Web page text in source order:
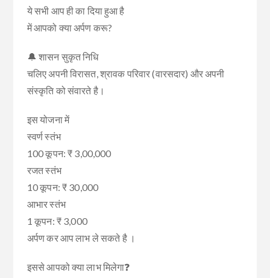
ये सभी आप ही का दिया हुआ है
में आपको क्या अर्पण करू?
🔔 शासन सुकृत निधि
चलिए अपनी विरासत, श्रावक परिवार (वारसदार) और अपनी
संस्कृति को संवारते है।
इस योजना में
स्वर्ण स्तंभ
100 कूपन: ₹ 3,00,000
रजत स्तंभ
10 कूपन: ₹ 30,000
आभार स्तंभ
1 कूपन: ₹ 3,000
अर्पण कर आप लाभ ले सकते है ।
इससे आपको क्या लाभ मिलेगा❓